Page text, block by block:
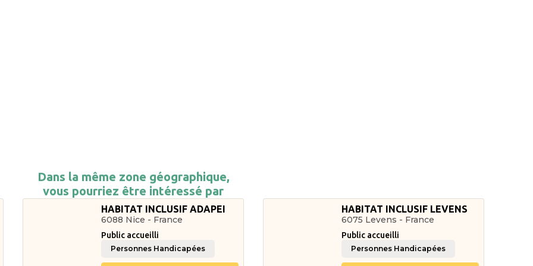
Dans la même zone géographique,
vous pourriez être intéressé par
HABITAT INCLUSIF ADAPEI
6088 Nice - France
Public accueilli
Personnes Handicapées
HABITAT INCLUSIF LEVENS
6075 Levens - France
Public accueilli
Personnes Handicapées